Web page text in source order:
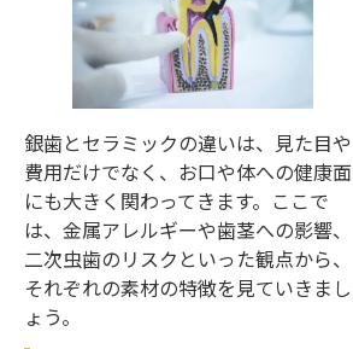
銀歯とセラミックの違いは、見た目や
費用だけでなく、お口や体への健康面
にも大きく関わってきます。ここで
は、金属アレルギーや歯茎への影響、
二次虫歯のリスクといった観点から、
それぞれの素材の特徴を見ていきまし
ょう。